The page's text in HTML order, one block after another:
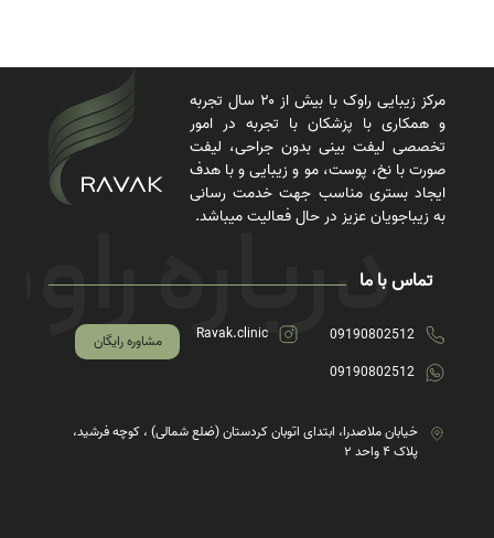
مرکز زیبایی راوک با بیش از ۲۰ سال تجربه
و همکاری با پزشکان با تجربه در امور
تخصصی لیفت بینی بدون جراحی، لیفت
صورت با نخ، پوست، مو و زیبایی و با هدف
ایجاد بستری مناسب جهت خدمت رسانی
به زیباجویان عزیز در حال فعالیت میباشد.
تماس با ما
09190802512
09190802512
Ravak.clinic مشاوره رایگان
خیابان ملاصدرا، ابتدای اتوبان کردستان (ضلع شمالی) ، کوچه فرشید،
پلاک ۴ واحد ۲